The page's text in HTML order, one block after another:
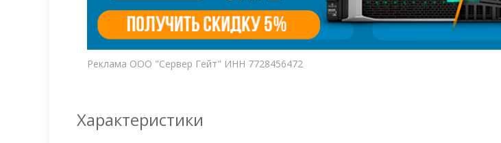
Реклама ООО "Сервер Гейт" ИНН 7728456472
Характеристики